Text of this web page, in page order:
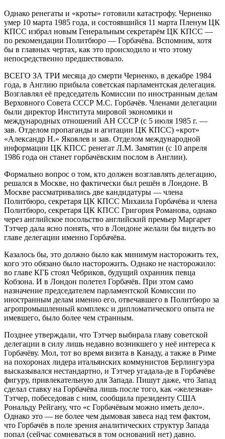
Однако ренегаты и «кроты» готовили катастрофу. Черненко
умер 10 марта 1985 года, и состоявшийся 11 марта Пленум ЦК
КПСС избрал новым Генеральным секретарём ЦК КПСС —
по рекомендации Политбюро — Горбачёва. Вспомним, хотя
бы в главных чертах, как это происходило и что этому
непосредственно предшествовало.
ВСЕГО ЗА ТРИ месяца до смерти Черненко, в декабре 1984
года, в Англию прибыла советская парламентская делегация.
Возглавлял её председатель Комиссии по иностранным делам
Верховного Совета СССР М.С. Горбачёв. Членами делегации
были директор Института мировой экономики и
международных отношений АН СССР (с 5 июля 1985 г. —
зав. Отделом пропаганды и агитации ЦК КПСС) «крот»
«Александр Н.» Яковлев и зав. Отделом международной
информации ЦК КПСС ренегат Л.М. Замятин (с 10 апреля
1986 года он станет горбачёвским послом в Англии).
Формально вопрос о том, кто должен возглавлять делегацию,
решался в Москве, но фактически был решён в Лондоне. В
Москве рассматривались две кандидатуры — члена
Политбюро, секретаря ЦК КПСС Михаила Горбачёва и члена
Политбюро, секретаря ЦК КПСС Григория Романова, однако
через английское посольство английский премьер Маргарет
Тэтчер дала ясно понять, что в Лондоне желали бы видеть во
главе делегации именно Горбачёва.
Казалось бы, это должно было как минимум насторожить тех,
кого это обязано было насторожить. Однако не насторожило:
во главе КГБ стоял Чебриков, будущий охранник певца
Кобзона. И в Лондон полетел Горбачёв. При этом само
назначение председателем парламентской Комиссии по
иностранным делам именно его, отвечавшего в Политбюро за
агропромышленный комплекс и дипломатического опыта не
имевшего, было более чем странным.
Позднее утверждали, что Тэтчер выбирала главу советской
делегации в силу лишь недавно возникшего у неё интереса к
Горбачёву. Мол, тот во время визита в Канаду, а также в Риме
на похоронах лидера итальянских коммунистов Берлингуэра
высказывался нестандартно, и Тэтчер угадала-де в Горбачёве
фигуру, привлекательную для Запада. Пишут даже, что Запад
сделал ставку на Горбачёва лишь после того, как «железная»
Тэтчер, побеседовав с ним, сообщила президенту США
Рональду Рейгану, что «с Горбачёвым можно иметь дело».
Однако это — не более чем дымовая завеса над тем фактом,
что Горбачёв в поле зрения аналитических структур Запада
попал (сейчас сомневаться в том оснований нет) давно.